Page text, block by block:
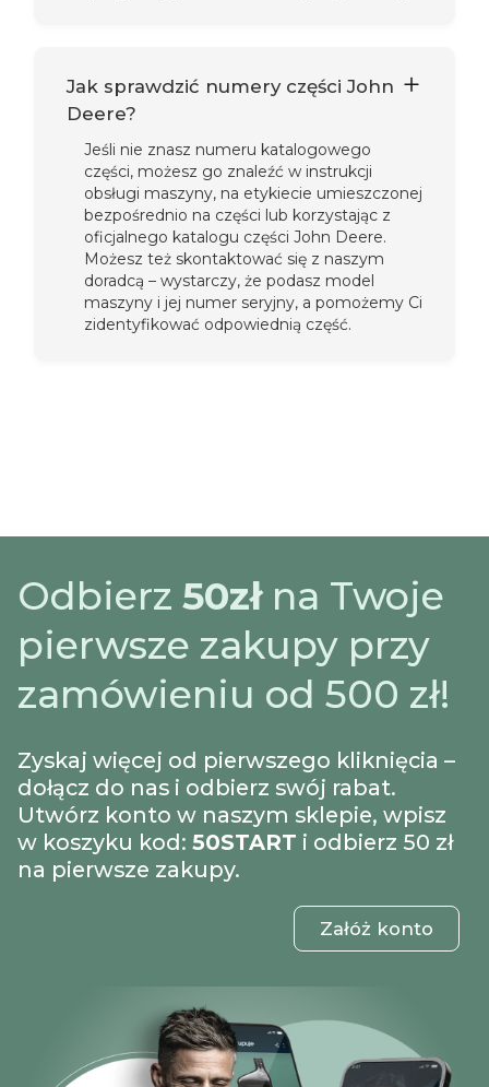
Jak sprawdzić numery części John
Deere?
Jeśli nie znasz numeru katalogowego
części, możesz go znaleźć w instrukcji
obsługi maszyny, na etykiecie umieszczonej
bezpośrednio na części lub korzystając z
oficjalnego katalogu części John Deere.
Możesz też skontaktować się z naszym
doradcą – wystarczy, że podasz model
maszyny i jej numer seryjny, a pomożemy Ci
zidentyfikować odpowiednią część.
Odbierz 50złna Twoje
pierwsze zakupy przy
zamówieniu od 500 zł!
Zyskaj więcej od pierwszego kliknięcia –
dołącz do nas i odbierz swój rabat.
Utwórz konto w naszym sklepie, wpisz
w koszyku kod: 50START i odbierz 50 zł
na pierwsze zakupy.
Załóż konto